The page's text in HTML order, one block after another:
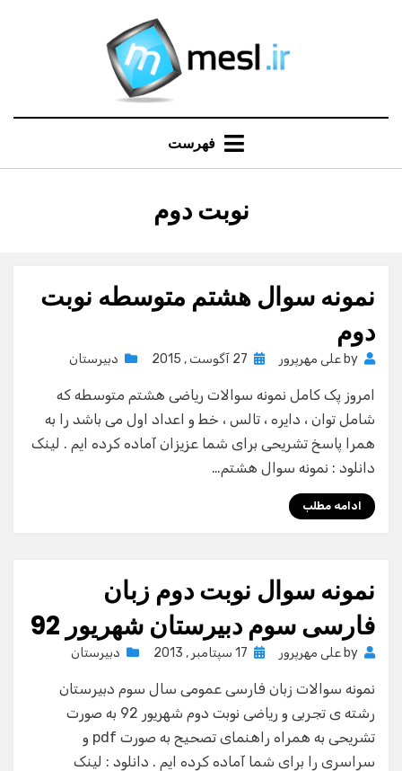
فهرست
برچسب
:
نوبت دوم
نمونه سوال هشتم متوسطه نوبت
دوم
by علی مهرپرور
Posted
27 آگوست , 2015 دبیرستان
امروز پک کامل نمونه سوالات ریاضی هشتم متوسطه که
شامل توان ، دایره ، تالس ، خط و اعداد اول می باشد را به
همرا پاسخ تشریحی برای شما عزیزان آماده کرده ایم . لینک
دانلود : نمونه سوال هشتم…
ادامه مطلب
نمونه سوال نوبت دوم زبان
فارسی سوم دبیرستان شهریور 92
by علی مهرپرور
Posted
17 سپتامبر , 2013 دبیرستان
نمونه سوالات زبان فارسی عمومی سال سوم دبیرستان
رشته ی تجربی و ریاضی نوبت دوم شهریور 92 به صورت
تشریحی به همراه راهنمای تصحیح به صورت pdf و
سراسری را برای شما آماده کرده ایم . دانلود : لینک